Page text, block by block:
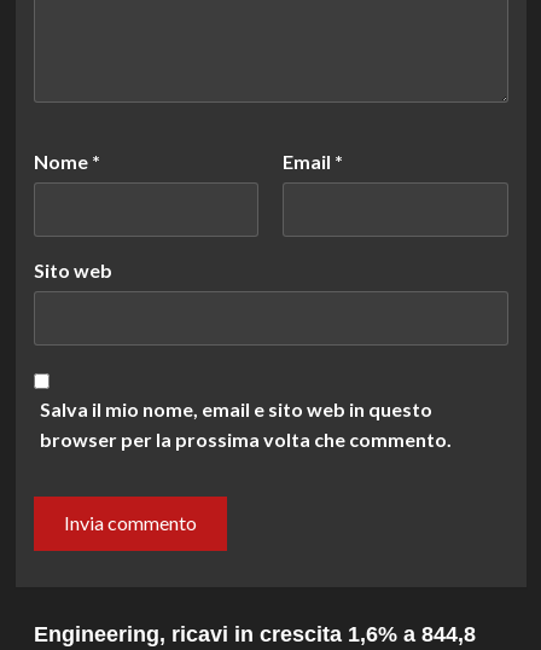
Nome * Email *
Sito web
Salva il mio nome, email e sito web in questo
browser per la prossima volta che commento.
Engineering, ricavi in crescita 1,6% a 844,8